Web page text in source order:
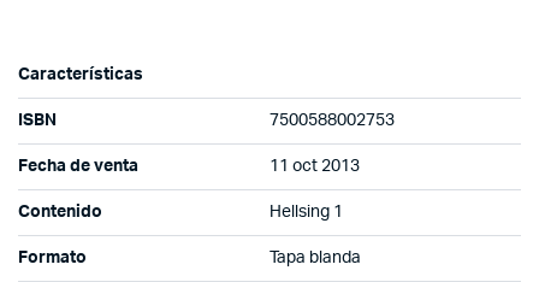
Características
ISBN 7500588002753
Fecha de venta 11 oct 2013
Contenido Hellsing 1
Formato Tapa blanda